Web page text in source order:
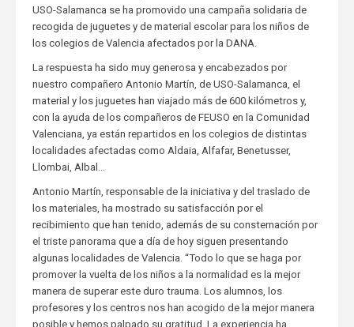
USO-Salamanca se ha promovido una campaña solidaria de
recogida de juguetes y de material escolar para los niños de
los colegios de Valencia afectados por la DANA.
La respuesta ha sido muy generosa y encabezados por
nuestro compañero Antonio Martín, de USO-Salamanca, el
material y los juguetes han viajado más de 600 kilómetros y,
con la ayuda de los compañeros de FEUSO en la Comunidad
Valenciana, ya están repartidos en los colegios de distintas
localidades afectadas como Aldaia, Alfafar, Benetusser,
Llombai, Albal…
Antonio Martín, responsable de la iniciativa y del traslado de
los materiales, ha mostrado su satisfacción por el
recibimiento que han tenido, además de su consternación por
el triste panorama que a día de hoy siguen presentando
algunas localidades de Valencia. “Todo lo que se haga por
promover la vuelta de los niños a la normalidad es la mejor
manera de superar este duro trauma. Los alumnos, los
profesores y los centros nos han acogido de la mejor manera
posible y hemos palpado su gratitud. La experiencia ha